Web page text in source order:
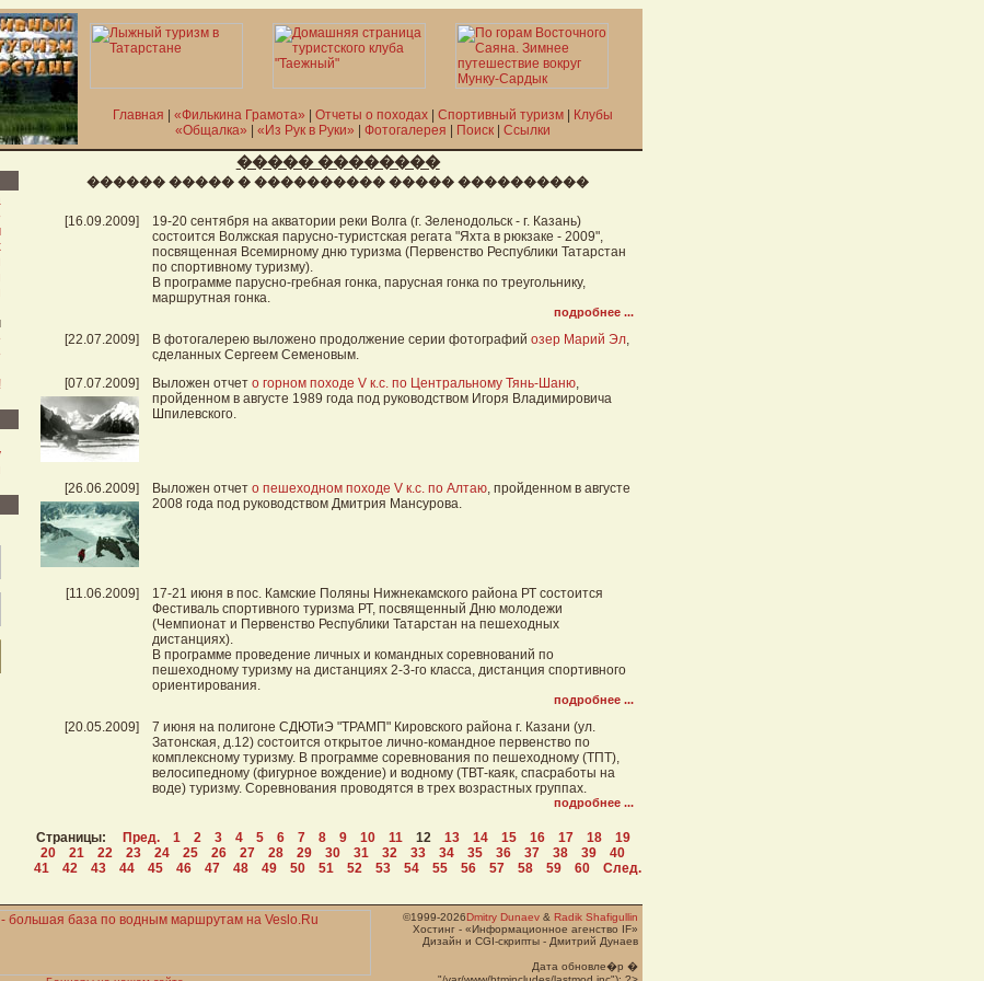
Главная «Филькина Грамота» Отчеты о походах| Спортивный туризм|
Клубы
«Общалка»
«Из Рук в Руки» Фотогалерея Поиск| Ссылки
����� ��������
������ ����� � ���������� ����� ����������
[16.09.2009]
19-20 сентября на акватории реки Волга (г. Зеленодольск - г. Казань)
состоится Волжская парусно-туристская регата "Яхта в рюкзаке - 2009",
посвященная Всемирному дню туризма (Первенство Республики Татарстан
по спортивному туризму).
В программе парусно-гребная гонка, парусная гонка по треугольнику,
маршрутная гонка.
подробнее ...
[22.07.2009] В фотогалерею выложено продолжение серии фотографийозер Марий Эл,
сделанных Сергеем Семеновым.
[07.07.2009]
Выложен отчето горном походе V к.с. по Центральному Тянь-Шаню,
пройденном в августе 1989 года под руководством Игоря Владимировича
Шпилевского.
[26.06.2009] Выложен отчето пешеходном походе V к.с. по Алтаю, пройденном в августе
2008 года под руководством Дмитрия Мансурова.
[11.06.2009]
17-21 июня в пос. Камские Поляны Нижнекамского района РТ состоится
Фестиваль спортивного туризма РТ, посвященный Дню молодежи
(Чемпионат и Первенство Республики Татарстан на пешеходных
дистанциях).
В программе проведение личных и командных соревнований по
пешеходному туризму на дистанциях 2-3-го класса, дистанция спортивного
ориентирования.
подробнее ...
[20.05.2009]
7 июня на полигоне СДЮТиЭ "ТРАМП" Кировского района г. Казани (ул.
Затонская, д.12) состоится открытое лично-командное первенство по
комплексному туризму. В программе соревнования по пешеходному (ТПТ),
велосипедному (фигурное вождение) и водному (ТВТ-каяк, спасработы на
воде) туризму. Соревнования проводятся в трех возрастных группах.
подробнее ...
Страницы: Пред. 1 2 3 4 5 6 7 8 9 10 1112 13 14 15 16 17 18
19
20
21 22 23 24 25 26 27 28 29 30 31 32 33 34 35 36 37 38 39
40
41
42 43 44 45 46 47 48 49 50 51 52 53 54 55 56 57 58 59 60 След.
©1999-2026Dmitry Dunaev & Radik Shafigullin
Хостинг - «Информационное агенство IF»
Дизайн и CGI-скрипты - Дмитрий Дунаев
Дата обновле�p �